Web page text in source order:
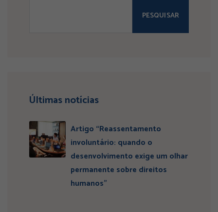
PESQUISAR
Últimas notícias
Artigo “Reassentamento
involuntário: quando o
desenvolvimento exige um olhar
permanente sobre direitos
humanos”